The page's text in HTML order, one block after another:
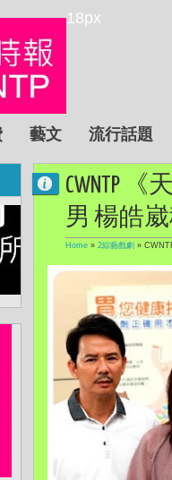
18px
藝文 流行話題
CWNTP
男 楊皓
Home » 2綜藝戲劇 »